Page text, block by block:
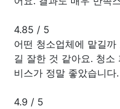
4.85 / 5
어떤 청소업체에 맡길
길 잘한 것 같아요. 청소
비스가 정말 좋았습니다.
4.9 / 5